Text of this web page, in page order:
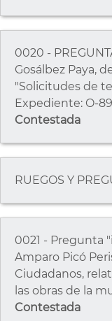
0020 -
Gosálbez Paya,
"Solicitudes de
Expediente: O-
Contestada
RUEGOS Y
0021 - Pregunta
Amparo Picó
Ciudadanos,
las obras de la
Contestada